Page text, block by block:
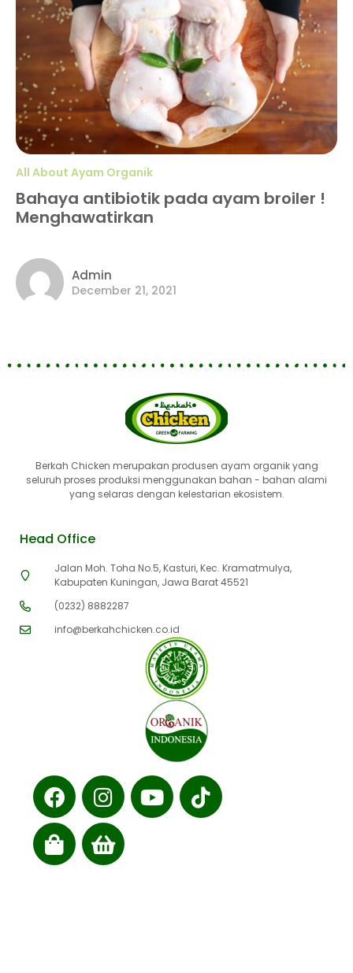
All About Ayam Organik
Bahaya antibiotik pada ayam broiler !
Menghawatirkan
Admin
December 21, 2021
Berkah Chicken merupakan produsen ayam organik yang
seluruh proses produksi menggunakan bahan - bahan alami
yang selaras dengan kelestarian ekosistem.
Head Office
Jalan Moh. Toha No.5, Kasturi, Kec. Kramatmulya,
Kabupaten Kuningan, Jawa Barat 45521
(0232) 8882287
info@berkahchicken.co.id